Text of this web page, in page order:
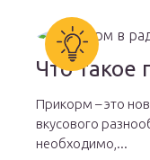
Что такое
Прикорм – это
вкусового
необходимо,...